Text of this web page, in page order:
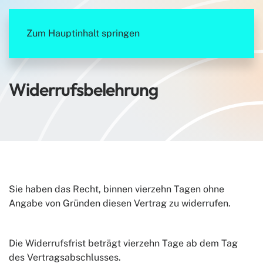
Zum Hauptinhalt springen
Widerrufsbelehrung
Sie haben das Recht, binnen vierzehn Tagen ohne
Angabe von Gründen diesen Vertrag zu widerrufen.
Die Widerrufsfrist beträgt vierzehn Tage ab dem Tag
des Vertragsabschlusses.